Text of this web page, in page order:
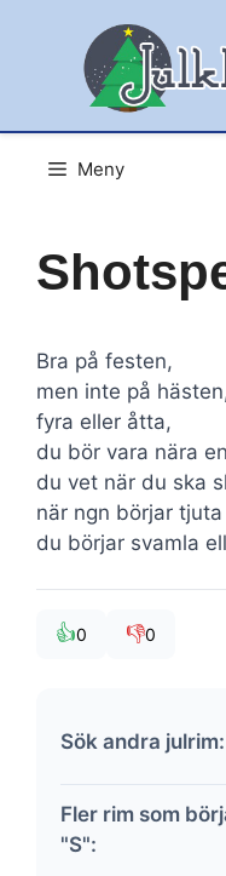
Meny
Bra på festen,
men inte på
fyra eller åtta,
du bör vara nära
du vet när du ska
när ngn börjar tjuta
du börjar svamla
👍0 👎0
Sök andra julrim:
Fler rim som
"S":